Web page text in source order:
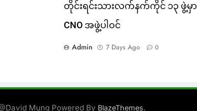
တိုင်းရင်းသားလက်နက်ကိုင် ၁၃ ဖွဲ့မှာ
CNO အဖွဲ့ပါဝင်
Admin 7 Days Ago 0
Mung Powered By BlazeThemes.